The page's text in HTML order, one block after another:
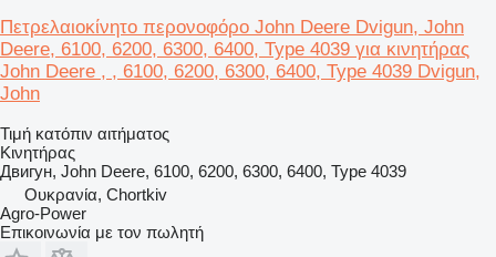
Πετρελαιοκίνητο περονοφόρο John Deere Dvigun, John
Deere, 6100, 6200, 6300, 6400, Type 4039 για κινητήρας
John Deere , , 6100, 6200, 6300, 6400, Type 4039 Dvigun,
John
Τιμή κατόπιν αιτήματος
Κινητήρας
Двигун, John Deere, 6100, 6200, 6300, 6400, Type 4039
Ουκρανία, Chortkiv
Agro-Power
Επικοινωνία με τον πωλητή